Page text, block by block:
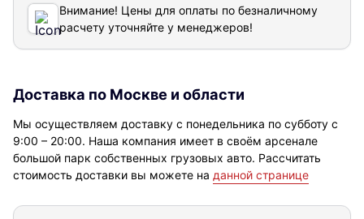
Внимание! Цены для оплаты по безналичному
расчету уточняйте у менеджеров!
Доставка по Москве и области
Мы осуществляем доставку с понедельника по субботу с
9:00 – 20:00. Наша компания имеет в своём арсенале
большой парк собственных грузовых авто. Рассчитать
стоимость доставки вы можете на данной странице